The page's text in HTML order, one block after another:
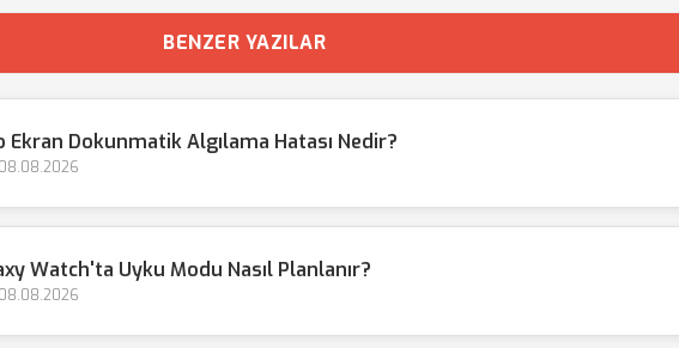
BENZER YAZILAR
Ekran Dokunmatik Algılama Hatası Nedir?
08.08.2026
Watch'ta Uyku Modu Nasıl Planlanır?
08.08.2026